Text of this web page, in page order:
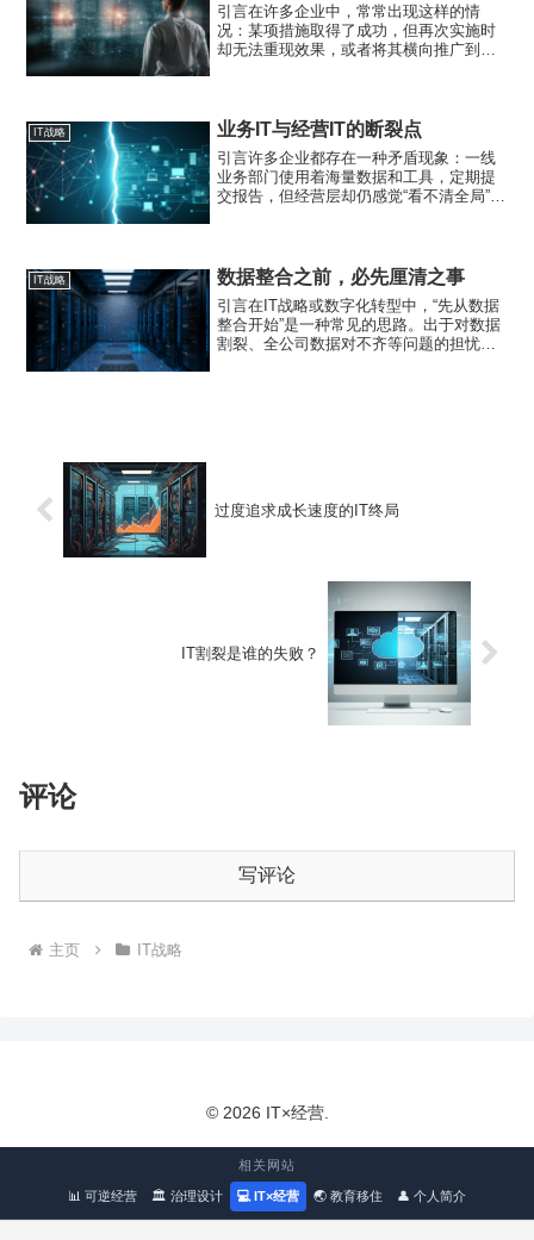
引言在许多企业中，常常出现这样的情
况：某项措施取得了成功，但再次实施时
却无法重现效果，或者将其横向推广到其
而在于成功“未被以可复制的...
IT战略 业务IT与经营IT的断裂点
引言许多企业都存在一种矛盾现象：一线
业务部门使用着海量数据和工具，定期提
交报告，但经营层却仍感觉“看不清全局”。
生，并将其归结...
IT战略 数据整合之前，必先厘清之事
引言在IT战略或数字化转型中，“先从数据
整合开始”是一种常见的思路。出于对数据
割裂、全公司数据对不齐等问题的担忧，
过度追求成长速度的IT终局
IT割裂是谁的失败？
评论
写评论
主页 IT战略
© 2026 IT×经营.
相关网站
📊 可逆经营 🏛 治理设计 💻 IT×经营 🌏 教育移住 👤 个人简介